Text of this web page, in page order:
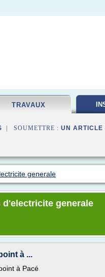
TRAVAUX
| SOUMETTRE : UN ARTICLE
generale
generale
à ...
à Pacé